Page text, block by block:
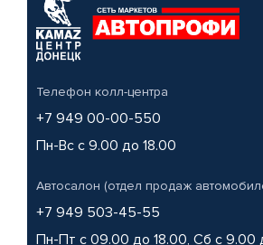
Телефон колл-центра
+7 949 00-00-550
Пн-Вс с 9.00 до 18.00
Автосалон (отдел продаж
+7 949 503-45-55
Пн-Пт с 09.00 до 18.00, Сб с 9.00